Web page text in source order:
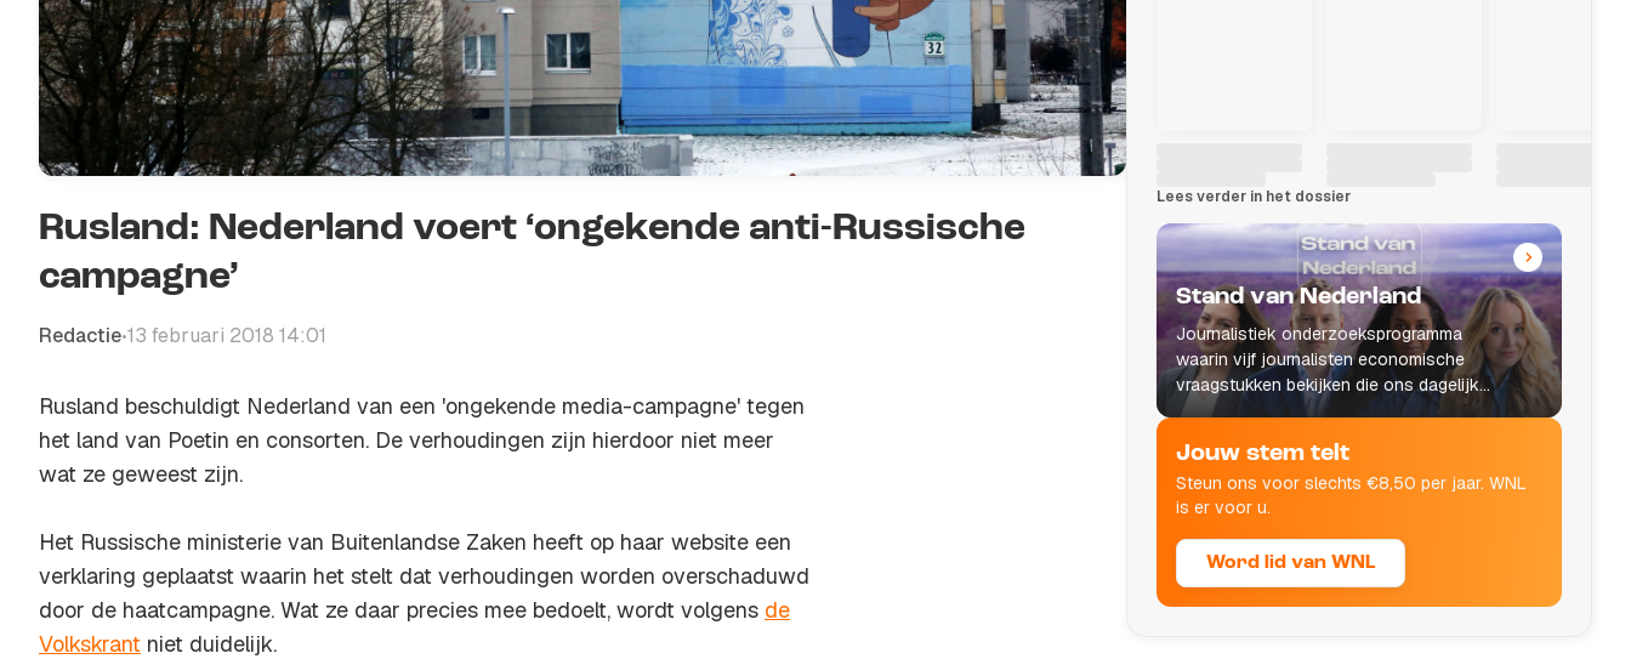
Rusland: Nederland voert ‘ongekende anti-Russische
campagne’
Redactie•13 februari 2018 14:01
Rusland beschuldigt Nederland van een 'ongekende media-campagne' tegen
het land van Poetin en consorten. De verhoudingen zijn hierdoor niet meer
wat ze geweest zijn.
Het Russische ministerie van Buitenlandse Zaken heeft op haar website een
verklaring geplaatst waarin het stelt dat verhoudingen worden overschaduwd
door de haatcampagne. Wat ze daar precies mee bedoelt, wordt volgens de
Volkskrant niet duidelijk.
Lees verder in het dossier
Stand van Nederland
Journalistiek onderzoeksprogramma
waarin vijf journalisten economische
vraagstukken bekijken die ons dagelijks
leven raken.
Jouw stem telt
Steun ons voor slechts €8,50 per jaar. WNL
is er voor u.
Word lid van WNL